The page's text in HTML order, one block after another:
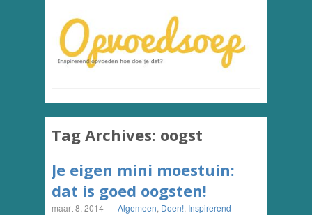
Tag Archives: oogst
Je eigen mini moestuin:
dat is goed oogsten!
maart 8, 2014 - Algemeen, Doen!, Inspirerend